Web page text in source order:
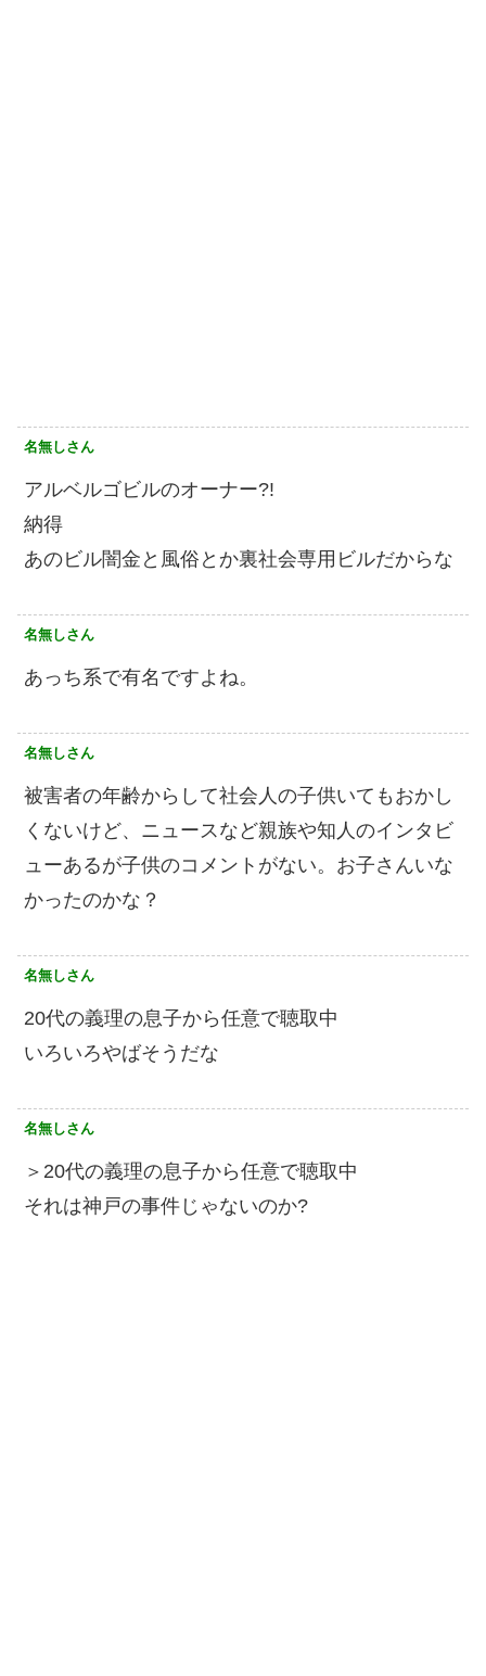
名無しさん
アルベルゴビルのオーナー?!
納得
あのビル闇金と風俗とか裏社会専用ビルだからな
名無しさん
あっち系で有名ですよね。
名無しさん
被害者の年齢からして社会人の子供いてもおかし
くないけど、ニュースなど親族や知人のインタビ
ューあるが子供のコメントがない。お子さんいな
かったのかな？
名無しさん
20代の義理の息子から任意で聴取中
いろいろやばそうだな
名無しさん
＞20代の義理の息子から任意で聴取中
それは神戸の事件じゃないのか?